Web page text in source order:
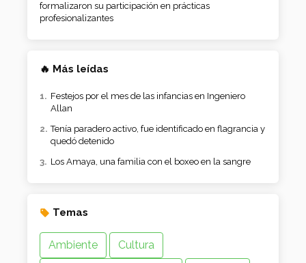
formalizaron su participación en prácticas
profesionalizantes
🔥 Más leídas
Festejos por el mes de las infancias en Ingeniero
Allan
Tenía paradero activo, fue identificado en flagrancia y
quedó detenido
Los Amaya, una familia con el boxeo en la sangre
Temas
Ambiente
Cultura